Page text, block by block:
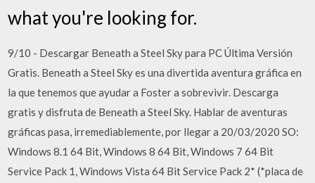
what you're looking for.
9/10 - Descargar Beneath a Steel Sky para PC Última Versión
Gratis. Beneath a Steel Sky es una divertida aventura gráfica en
la que tenemos que ayudar a Foster a sobrevivir. Descarga
gratis y disfruta de Beneath a Steel Sky. Hablar de aventuras
gráficas pasa, irremediablemente, por llegar a 20/03/2020 SO:
Windows 8.1 64 Bit, Windows 8 64 Bit, Windows 7 64 Bit
Service Pack 1, Windows Vista 64 Bit Service Pack 2* (*placa de